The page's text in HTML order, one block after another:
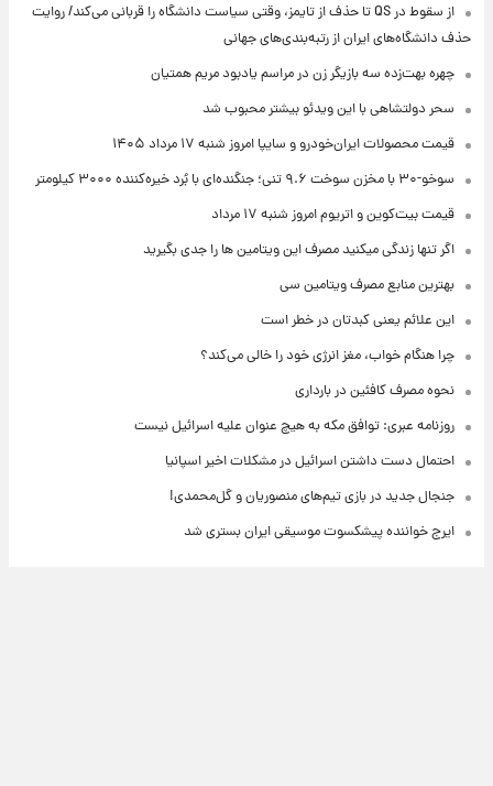
از سقوط در QS تا حذف از تایمز، وقتی سیاست دانشگاه را قربانی می‌کند/ روایت
حذف دانشگاه‌های ایران از رتبه‌بندی‌های جهانی
چهره بهت‌زده سه بازیگر زن در مراسم یادبود مریم همتیان
سحر دولتشاهی با این ویدئو بیشتر محبوب شد
قیمت محصولات ایران‌خودرو و سایپا امروز شنبه ۱۷ مرداد ۱۴۰۵
سوخو-۳۰ با مخزن سوخت ۹.۶ تنی؛ جنگنده‌ای با بُرد خیره‌کننده ۳۰۰۰ کیلومتر
قیمت بیت‌کوین و اتریوم امروز شنبه ۱۷ مرداد
اگر تنها زندگی میکنید مصرف این ویتامین ها را جدی بگیرید
بهترین منابع مصرف ویتامین سی
این علائم یعنی کبدتان در خطر است
چرا هنگام خواب، مغز انرژی خود را خالی می‌کند؟
نحوه مصرف کافئین در بارداری
روزنامه عبری: توافق مکه به هیچ عنوان علیه اسرائیل نیست
احتمال دست داشتن اسرائیل در مشکلات اخیر اسپانیا
جنجال جدید در بازی تیم‌های منصوریان و گل‌محمدی!
ایرج خواننده پیشکسوت موسیقی ایران بستری شد